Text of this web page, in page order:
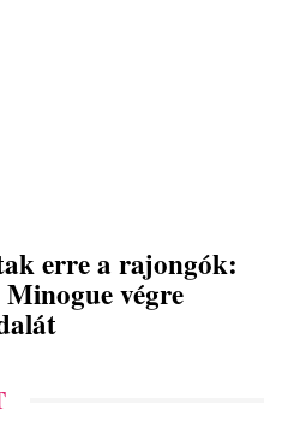
erre a rajongók:
végre